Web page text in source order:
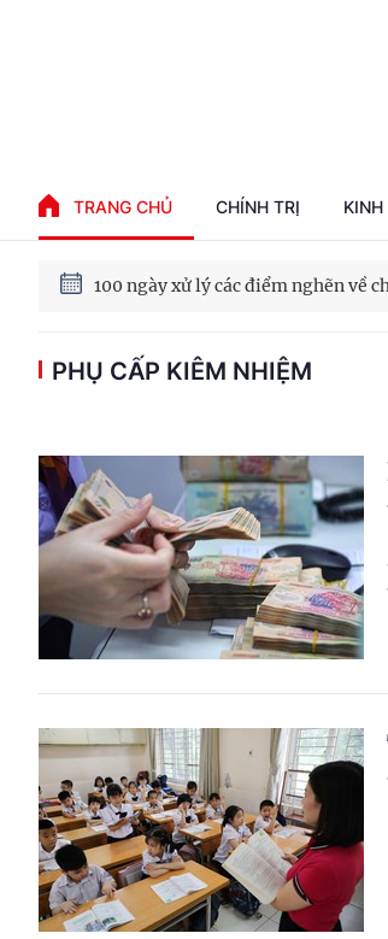
TRANG CHỦ CHÍNH TRỊ KINH
100 ngày xử lý các điểm nghẽn về
Phát triển kinh tế nhà nước trong kỷ
PHỤ CẤP KIÊM NHIỆM